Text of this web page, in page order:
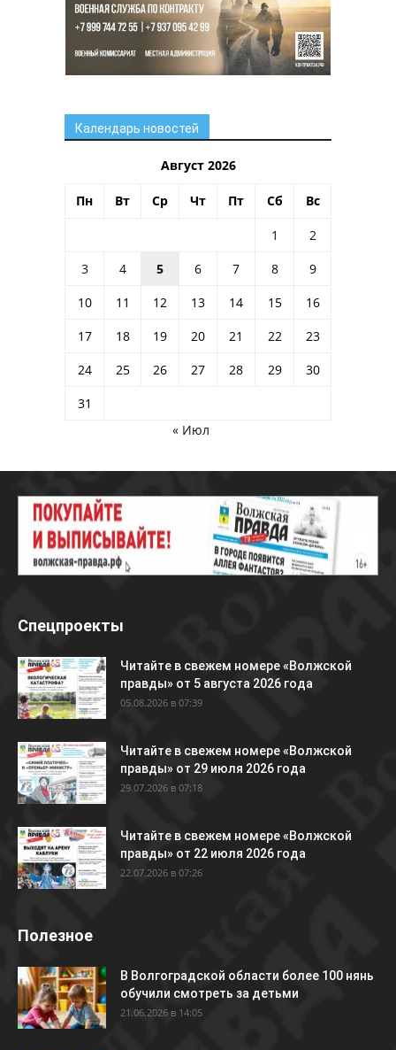
Календарь новостей
Август 2026
Пн Вт Ср Чт Пт Сб Вс
1
2
3
4 5 6 7 8
9
10
11 12 13 14 15
16
17
18 19 20 21 22
23
24
25 26 27 28 29
30
31
« Июл
Спецпроекты
Читайте в свежем номере «Волжской
правды» от 5 августа 2026 года
05.08.2026 в 07:39
Читайте в свежем номере «Волжской
правды» от 29 июля 2026 года
29.07.2026 в 07:18
Читайте в свежем номере «Волжской
правды» от 22 июля 2026 года
22.07.2026 в 07:26
Полезное
В Волгоградской области более 100 нянь
обучили смотреть за детьми
21.06.2026 в 14:05